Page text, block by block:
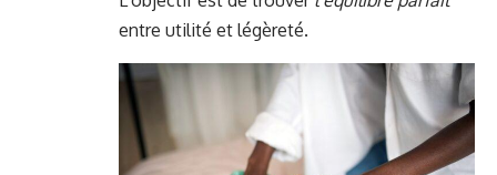
entre utilité et légèreté.